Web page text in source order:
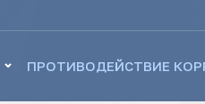
ПРОТИВОДЕЙСТВИЕ